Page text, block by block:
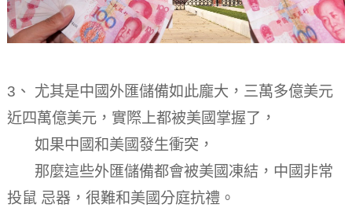
3、 尤其是中國外匯儲備如此龐大，三萬多億美元
近四萬億美元，實際上都被美國掌握了，
如果中國和美國發生衝突，
那麼這些外匯儲備都會被美國凍結，中國非常
投鼠 忌器，很難和美國分庭抗禮。